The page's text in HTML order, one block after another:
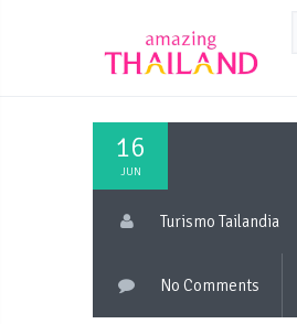
16
JUN
Turismo Tailandia
No Comments